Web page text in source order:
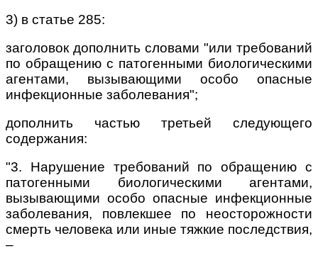
3) в статье 285:
заголовок дополнить словами "или требований
по обращению с патогенными биологическими
агентами, вызывающими особо опасные
инфекционные заболевания";
дополнить частью третьей следующего
содержания:
"3. Нарушение требований по обращению с
патогенными биологическими агентами,
вызывающими особо опасные инфекционные
заболевания, повлекшее по неосторожности
смерть человека или иные тяжкие последствия,
–